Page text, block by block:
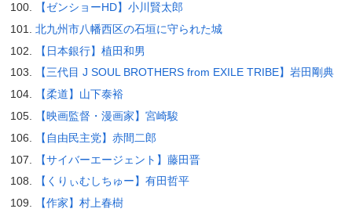
【ゼンショーHD】小川賢太郎
北九州市八幡西区の石垣に守られた城
【日本銀行】植田和男
【三代目 J SOUL BROTHERS from EXILE TRIBE】岩田剛典
【柔道】山下泰裕
【映画監督・漫画家】宮崎駿
【自由民主党】赤間二郎
【サイバーエージェント】藤田晋
【くりぃむしちゅー】有田哲平
【作家】村上春樹